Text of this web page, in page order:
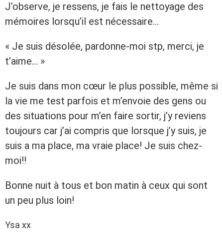
J’observe, je ressens, je fais le nettoyage des
mémoires lorsqu’il est nécessaire…
« Je suis désolée, pardonne-moi stp, merci, je
t’aime… »
Je suis dans mon cœur le plus possible, même si
la vie me test parfois et m’envoie des gens ou
des situations pour m’en faire sortir, j’y reviens
toujours car j’ai compris que lorsque j’y suis, je
suis a ma place, ma vraie place! Je suis chez-
moi!!
Bonne nuit à tous et bon matin à ceux qui sont
un peu plus loin!
Ysa xx